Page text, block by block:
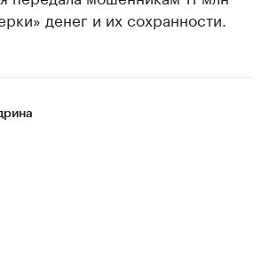
денег и их сохранности.